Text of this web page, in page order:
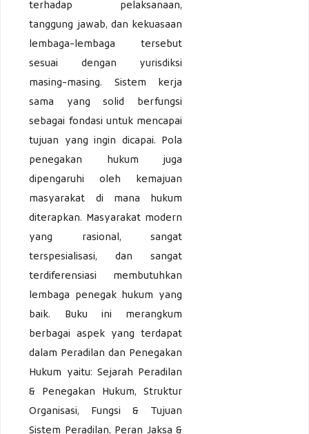
terhadap pelaksanaan,
tanggung jawab, dan kekuasaan
lembaga-lembaga tersebut
sesuai dengan yurisdiksi
masing-masing. Sistem kerja
sama yang solid berfungsi
sebagai fondasi untuk mencapai
tujuan yang ingin dicapai. Pola
penegakan hukum juga
dipengaruhi oleh kemajuan
masyarakat di mana hukum
diterapkan. Masyarakat modern
yang rasional, sangat
terspesialisasi, dan sangat
terdiferensiasi membutuhkan
lembaga penegak hukum yang
baik. Buku ini merangkum
berbagai aspek yang terdapat
dalam Peradilan dan Penegakan
Hukum yaitu: Sejarah Peradilan
& Penegakan Hukum, Struktur
Organisasi, Fungsi & Tujuan
Sistem Peradilan, Peran Jaksa &